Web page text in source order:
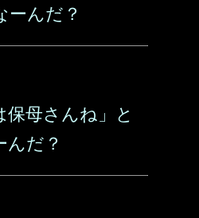
ーんだ？
保母さんね」と
んだ？